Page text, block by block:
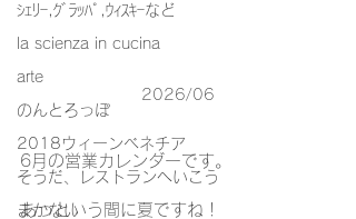
ｼｪﾘｰ,ｸﾞﾗｯﾊﾟ,ｳｨｽｷｰなど
la scienza in cucina
arte
のんとろっぽ
2018ウィーンベネチア
そうだ、レストランへいこう
まかない
2026/06
6月の営業カレンダーです。
あっという間に夏ですね！